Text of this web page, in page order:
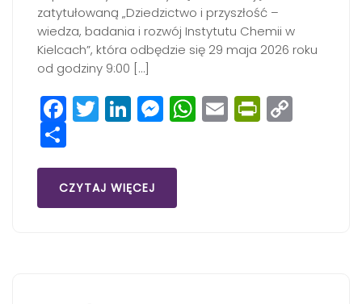
zatytułowaną „Dziedzictwo i przyszłość –
wiedza, badania i rozwój Instytutu Chemii w
Kielcach”, która odbędzie się 29 maja 2026 roku
od godziny 9:00 […]
Facebook
Twitter
LinkedIn
Messenger
WhatsApp
Email
Share
CZYTAJ WIĘCEJ